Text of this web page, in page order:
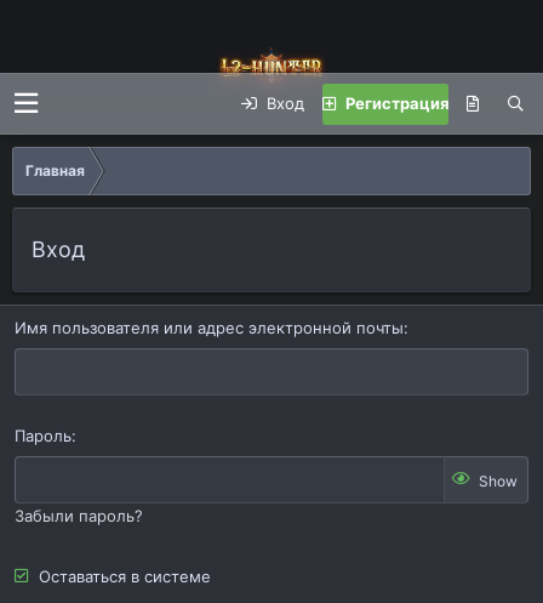
Вход Регистрация
Главная
Вход
Имя пользователя или адрес электронной почты
Пароль
Show
Забыли пароль?
Оставаться в системе